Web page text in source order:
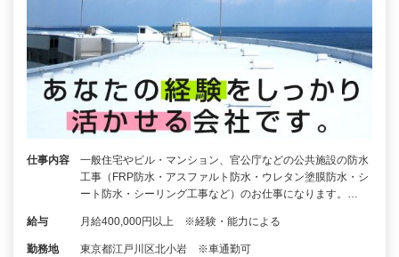
仕事内容
一般住宅やビル・マンション、官公庁などの公共施設の防水
工事（FRP防水・アスファルト防水・ウレタン塗膜防水・シ
ート防水・シーリング工事など）のお仕事になります。…
給与 月給400,000円以上 ※経験・能力による
勤務地 東京都江戸川区北小岩 ※車通勤可